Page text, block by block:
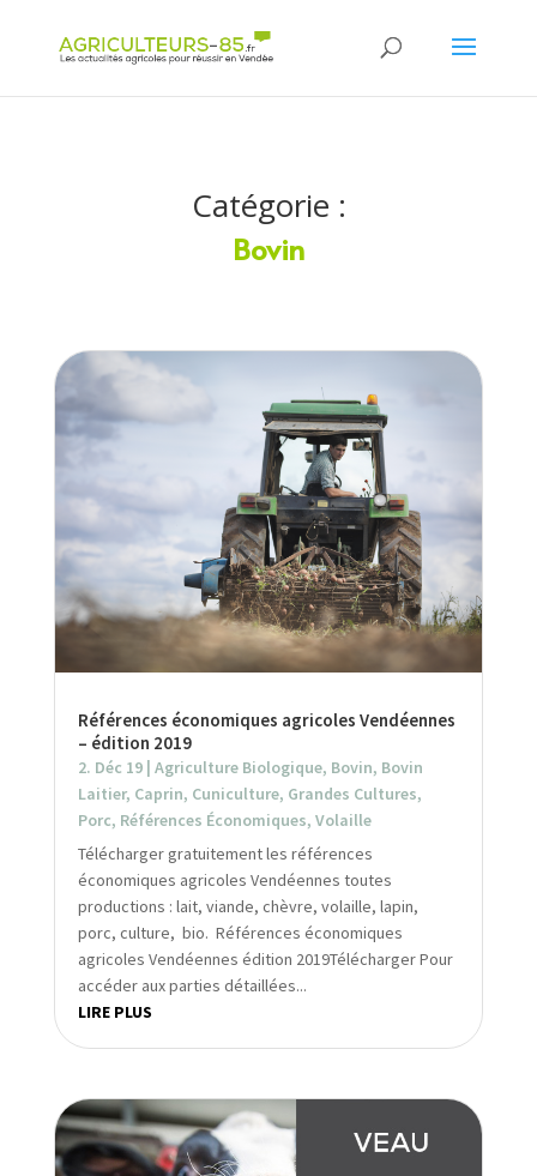
Catégorie :
Bovin
Références économiques agricoles Vendéennes
– édition 2019
2. Déc 19| Agriculture Biologique, Bovin, Bovin
Laitier, Caprin, Cuniculture, Grandes Cultures,
Porc, Références Économiques, Volaille
Télécharger gratuitement les références
économiques agricoles Vendéennes toutes
productions : lait, viande, chèvre, volaille, lapin,
porc, culture, bio. Références économiques
agricoles Vendéennes édition 2019Télécharger Pour
accéder aux parties détaillées...
LIRE PLUS